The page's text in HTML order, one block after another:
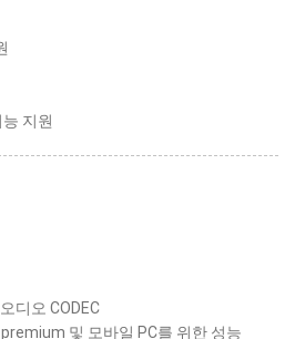
능 지원
디오 CODEC
및 모바일 PC를 위한 성능